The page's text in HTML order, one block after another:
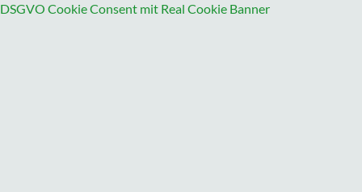
DSGVO Cookie Consent mit Real Cookie Banner